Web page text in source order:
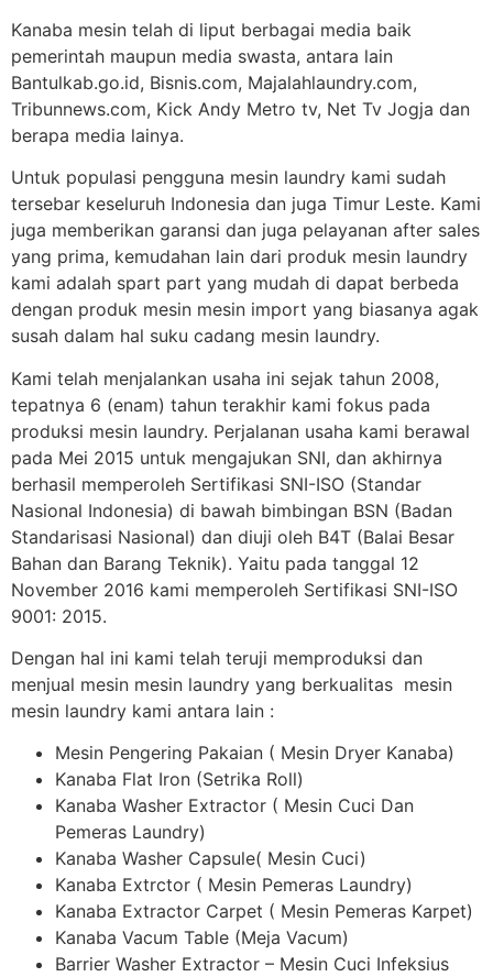
Kanaba mesin telah di liput berbagai media baik
pemerintah maupun media swasta, antara lain
Bantulkab.go.id, Bisnis.com, Majalahlaundry.com,
Tribunnews.com, Kick Andy Metro tv, Net Tv Jogja dan
berapa media lainya.
Untuk populasi pengguna mesin laundry kami sudah
tersebar keseluruh Indonesia dan juga Timur Leste. Kami
juga memberikan garansi dan juga pelayanan after sales
yang prima, kemudahan lain dari produk mesin laundry
kami adalah spart part yang mudah di dapat berbeda
dengan produk mesin mesin import yang biasanya agak
susah dalam hal suku cadang mesin laundry.
Kami telah menjalankan usaha ini sejak tahun 2008,
tepatnya 6 (enam) tahun terakhir kami fokus pada
produksi mesin laundry. Perjalanan usaha kami berawal
pada Mei 2015 untuk mengajukan SNI, dan akhirnya
berhasil memperoleh Sertifikasi SNI-ISO (Standar
Nasional Indonesia) di bawah bimbingan BSN (Badan
Standarisasi Nasional) dan diuji oleh B4T (Balai Besar
Bahan dan Barang Teknik). Yaitu pada tanggal 12
November 2016 kami memperoleh Sertifikasi SNI-ISO
9001: 2015.
Dengan hal ini kami telah teruji memproduksi dan
menjual mesin mesin laundry yang berkualitas mesin
mesin laundry kami antara lain :
Mesin Pengering Pakaian ( Mesin Dryer Kanaba)
Kanaba Flat Iron (Setrika Roll)
Kanaba Washer Extractor ( Mesin Cuci Dan
Pemeras Laundry)
Kanaba Washer Capsule( Mesin Cuci)
Kanaba Extrctor ( Mesin Pemeras Laundry)
Kanaba Extractor Carpet ( Mesin Pemeras Karpet)
Kanaba Vacum Table (Meja Vacum)
Barrier Washer Extractor – Mesin Cuci Infeksius